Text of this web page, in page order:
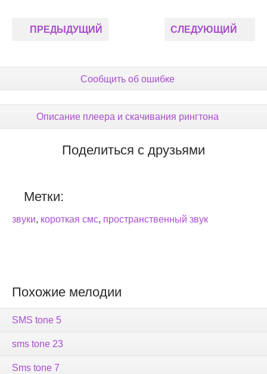
ПРЕДЫДУЩИЙ СЛЕДУЮЩИЙ
Сообщить об ошибке
Описание плеера и скачивания рингтона
Поделиться с друзьями
Метки:
звуки, короткая смс, пространственный звук
Похожие мелодии
SMS tone 5
sms tone 23
Sms tone 7